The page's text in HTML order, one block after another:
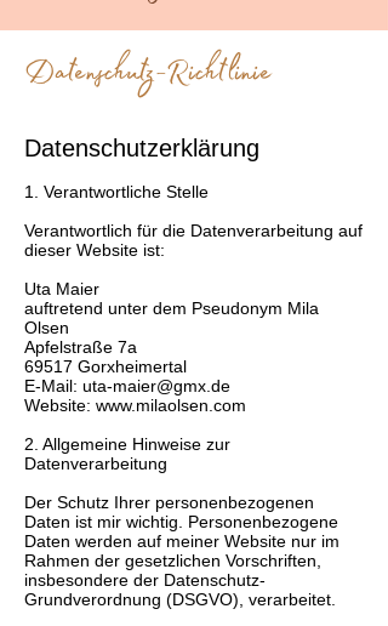
Datenschutz-Richtlinie
Datenschutzerklärung
1. Verantwortliche Stelle
Verantwortlich für die Datenverarbeitung auf
dieser Website ist:
Uta Maier
auftretend unter dem Pseudonym Mila
Olsen
Apfelstraße 7a
69517 Gorxheimertal
E-Mail: uta-maier@gmx.de
Website: www.milaolsen.com
2. Allgemeine Hinweise zur
Datenverarbeitung
Der Schutz Ihrer personenbezogenen
Daten ist mir wichtig. Personenbezogene
Daten werden auf meiner Website nur im
Rahmen der gesetzlichen Vorschriften,
insbesondere der Datenschutz-
Grundverordnung (DSGVO), verarbeitet.